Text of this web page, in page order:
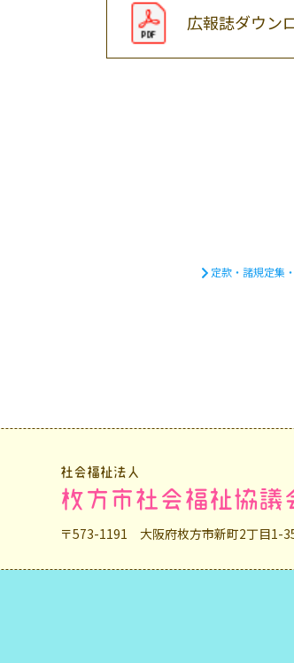
広報誌ダウン
定款・諸規定集
社会福祉法人
枚方市社会福祉協議
〒573-1191 大阪府枚方市新町2丁目1-